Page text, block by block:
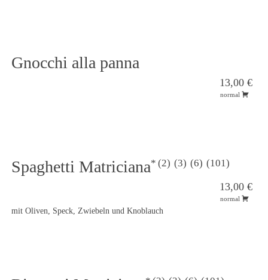
Gnocchi alla panna
13,00 €
normal
Spaghetti Matriciana 2 3 6 101
13,00 €
normal
mit Oliven, Speck, Zwiebeln und Knoblauch